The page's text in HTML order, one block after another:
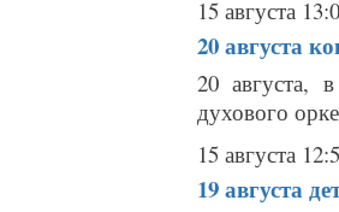
15 августа
20 августа
20 августа,
духового
15 августа
19 августа